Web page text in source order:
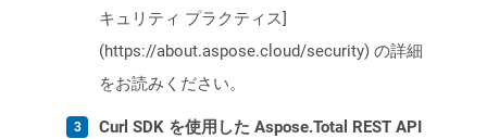
キュリティ プラクティス]
(https://about.aspose.cloud/security) の詳細
をお読みください。
Curl SDK を使用した Aspose.Total REST API